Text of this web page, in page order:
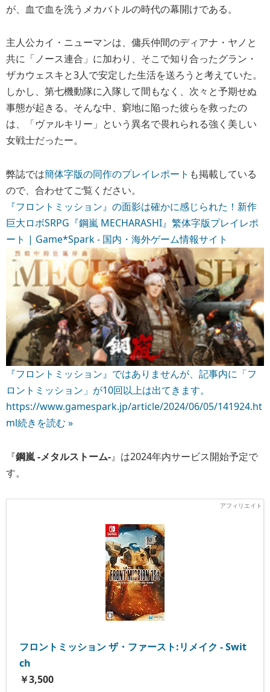
が、血で血を洗うメカバトルの時代の幕開けである。
主人公カイ・ニューマンは、傭兵仲間のディアナ・ヤノと
共に「ノース連合」に加わり、そこで知り合ったグラン・
ザカウェスキと3人で安定した生活を送ろうと考えていた。
しかし、第七機動隊に入隊して間もなく、次々と予期せぬ
事態が起きる。そんな中、窮地に陥った彼らを救ったの
は、「ヴァルキリー」という異名で畏れられる強く美しい
女戦士だったー。
弊誌では簡体字版の同作のプレイレポート も掲載している
ので、合わせてご覧ください。
『フロントミッション』の面影は確かに感じられた！新作
巨大ロボSRPG『鋼嵐 MECHARASHI』繁体字版プレイレポ
ート | Game*Spark - 国内・海外ゲーム情報サイト
『フロントミッション』ではありませんが、記事内に「フ
ロントミッション」が10回以上は出てきます。
https://www.gamespark.jp/article/2024/06/05/141924.ht
ml続きを読む »
『鋼嵐 -メタルストーム-』は2024年内サービス開始予定で
す。
フロントミッション ザ・ファースト:リメイク - Swit
ch
￥3,500